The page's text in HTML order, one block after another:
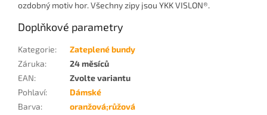
ozdobný motiv hor. Všechny zipy jsou YKK VISLON®.
Doplňkové parametry
Kategorie:
Zateplené bundy
Záruka:
24 měsíců
EAN:
Zvolte variantu
Pohlaví:
Dámské
Barva:
oranžová;růžová